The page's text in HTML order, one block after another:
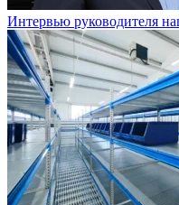
Интервью руководителя